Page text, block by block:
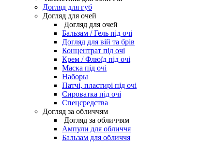
Догляд для губ
Догляд для очей
Догляд для очей
Бальзам / Гель під очі
Догляд для вій та брів
Концентрат під очі
Крем / Флюїд під очі
Маска під очі
Наборы
Патчі, пластирі під очі
Сироватка під очі
Спецсредства
Догляд за обличчям
Догляд за обличчям
Ампули для обличчя
Бальзам для обличчя